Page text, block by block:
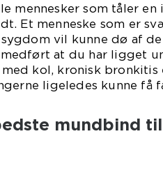
mennesker som tåler
Et menneske som er
vil kunne dø af
at du har ligget
kol, kronisk
ligeledes kunne få
mundbind